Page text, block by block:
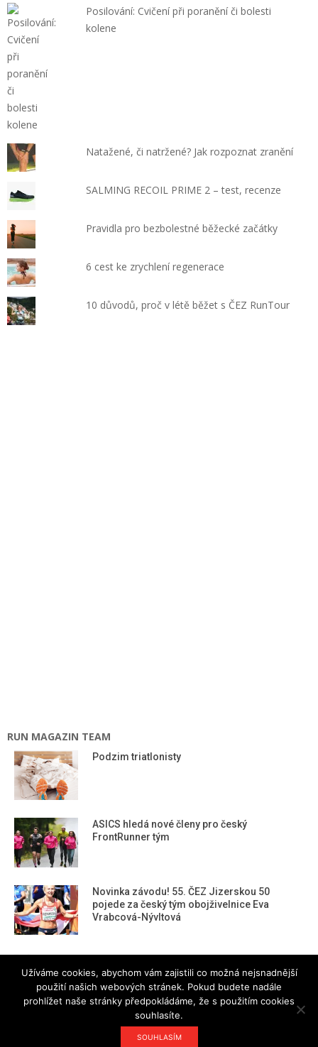
Posilování: Cvičení při poranění či bolesti
kolene
Natažené, či natržené? Jak rozpoznat zranění
SALMING RECOIL PRIME 2 – test, recenze
Pravidla pro bezbolestné běžecké začátky
6 cest ke zrychlení regenerace
10 důvodů, proč v létě běžet s ČEZ RunTour
RUN MAGAZIN TEAM
Podzim triatlonisty
ASICS hledá nové členy pro český
FrontRunner tým
Novinka závodu! 55. ČEZ Jizerskou 50
pojede za český tým obojživelnice Eva
Vrabcová-Nývltová
Kdy jindy, než teď… Novoroční virtuální běh i
Užíváme cookies, abychom vám zajistili co možná nejsnadnější
použití našich webových stránek. Pokud budete nadále
prohlížet naše stránky předpokládáme, že s použitím cookies
souhlasíte.
SOUHLASÍM